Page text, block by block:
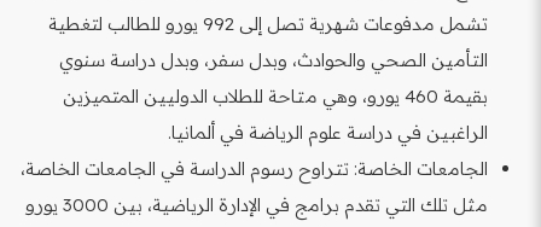
تشمل مدفوعات شهرية تصل إلى 992 يورو للطالب لتغطية
التأمين الصحي والحوادث، وبدل سفر، وبدل دراسة سنوي
بقيمة 460 يورو، وهي متاحة للطلاب الدوليين المتميزين
الراغبين في دراسة علوم الرياضة في ألمانيا.
الجامعات الخاصة: تتراوح رسوم الدراسة في الجامعات الخاصة،
مثل تلك التي تقدم برامج في الإدارة الرياضية، بين 3000 يورو